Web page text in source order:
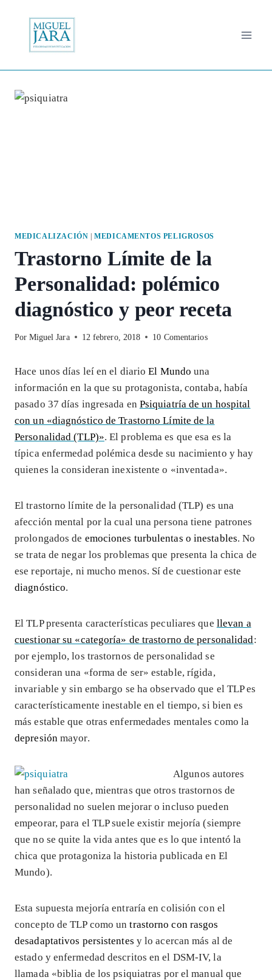
contenido
MEDICALIZACIÓN |MEDICAMENTOS PELIGROSOS
Trastorno Límite de la
Personalidad: polémico
diagnóstico y peor receta
Por Miguel Jara 12 febrero, 2018 10 Comentarios
Hace unos días leí en el diarioEl Mundo una
información en la que su protagonista, contaba, había
pasado 37 días ingresada en Psiquiatría de un hospital
con un «diagnóstico de Trastorno Límite de la
Personalidad (TLP)». El problema es que esa es la
típica enfermedad polémica desde su nacimiento y hay
quienes la consideran inexistente o «inventada».
El trastorno límite de la personalidad (TLP) es una
afección mental por la cual una persona tiene patrones
prolongados de emociones turbulentas o inestables. No
se trata de negar los problemas que presenta la chica de
ese reportaje, ni mucho menos. Sí de cuestionar este
diagnóstico.
El TLP presenta características peculiares que llevan a
cuestionar su «categoría» de trastorno de personalidad:
por ejemplo, los trastornos de personalidad se
consideran una «forma de ser» estable, rígida,
invariable y sin embargo se ha observado que el TLP es
característicamente inestable en el tiempo, si bien es
más estable que otras enfermedades mentales como la
depresión mayor.
Algunos autores
han señalado que, mientras que otros trastornos de
personalidad no suelen mejorar o incluso pueden
empeorar, para el TLP suele existir mejoría (siempre
que no se quite la vida antes que es lo que intentó la
chica que protagoniza la historia publicada en El
Mundo).
Esta supuesta mejoría entraría en colisión con el
concepto de TLP como untrastorno con rasgos
desadaptativos persistentes y lo acercan más al de
estado y enfermedad descritos en el DSM-IV, la
llamada «biblia de los psiquiatras por el manual que